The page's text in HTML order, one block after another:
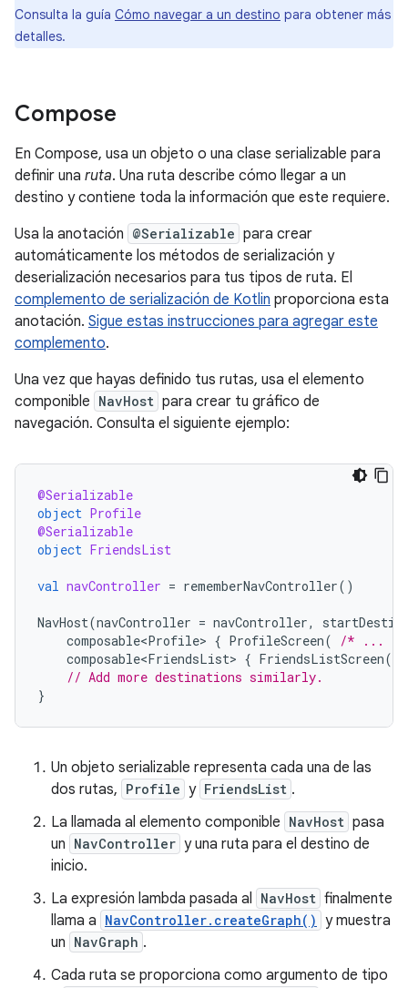
Consulta la guía Cómo navegar a un destino para obtener más
detalles.
Compose
En Compose, usa un objeto o una clase serializable para
definir una ruta. Una ruta describe cómo llegar a un
destino y contiene toda la información que este requiere.
Usa la anotación @Serializable para crear
automáticamente los métodos de serialización y
deserialización necesarios para tus tipos de ruta. El
complemento de serialización de Kotlin proporciona esta
anotación. Sigue estas instrucciones para agregar este
complemento.
Una vez que hayas definido tus rutas, usa el elemento
componible NavHost para crear tu gráfico de
navegación. Consulta el siguiente ejemplo:
@Serializable
object Profile
@Serializable
object FriendsList
val navController = rememberNavController()
NavHost(navController = navController,
composable<Profile> { ProfileScreen(
/* ... */
composable<FriendsList> { FriendsListScreen(
// Add more destinations similarly.
}
Un objeto serializable representa cada una de las
dos rutas, Profile y FriendsList .
La llamada al elemento componible NavHost pasa
un NavController y una ruta para el destino de
inicio.
La expresión lambda pasada al NavHost finalmente
llama a NavController.createGraph() y muestra
un NavGraph .
Cada ruta se proporciona como argumento de tipo